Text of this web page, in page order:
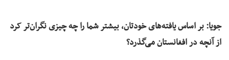
جویا: بر اساس یافته‌های خودتان، بیشتر شما را چه چیزی نگران‌تر کرد
از آنچه در افغانستان می‌گذرد؟